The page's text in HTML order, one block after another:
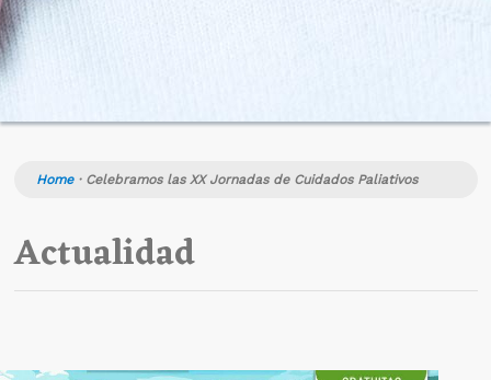
Home· Celebramos las XX Jornadas de Cuidados Paliativos
Actualidad